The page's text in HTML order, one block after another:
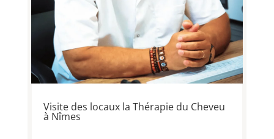
Visite des locaux la Thérapie du Cheveu
à Nîmes